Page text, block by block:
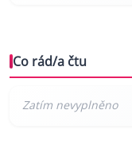
Co rád/a čtu